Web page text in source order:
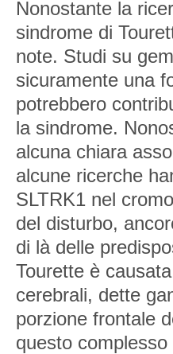
Nonostante la
sindrome di
note. Studi su
sicuramente una
potrebbero
la sindrome.
alcuna chiara
alcune ricerche
SLTRK1 nel
del disturbo,
di là delle
Tourette è
cerebrali, dette
porzione frontale
questo